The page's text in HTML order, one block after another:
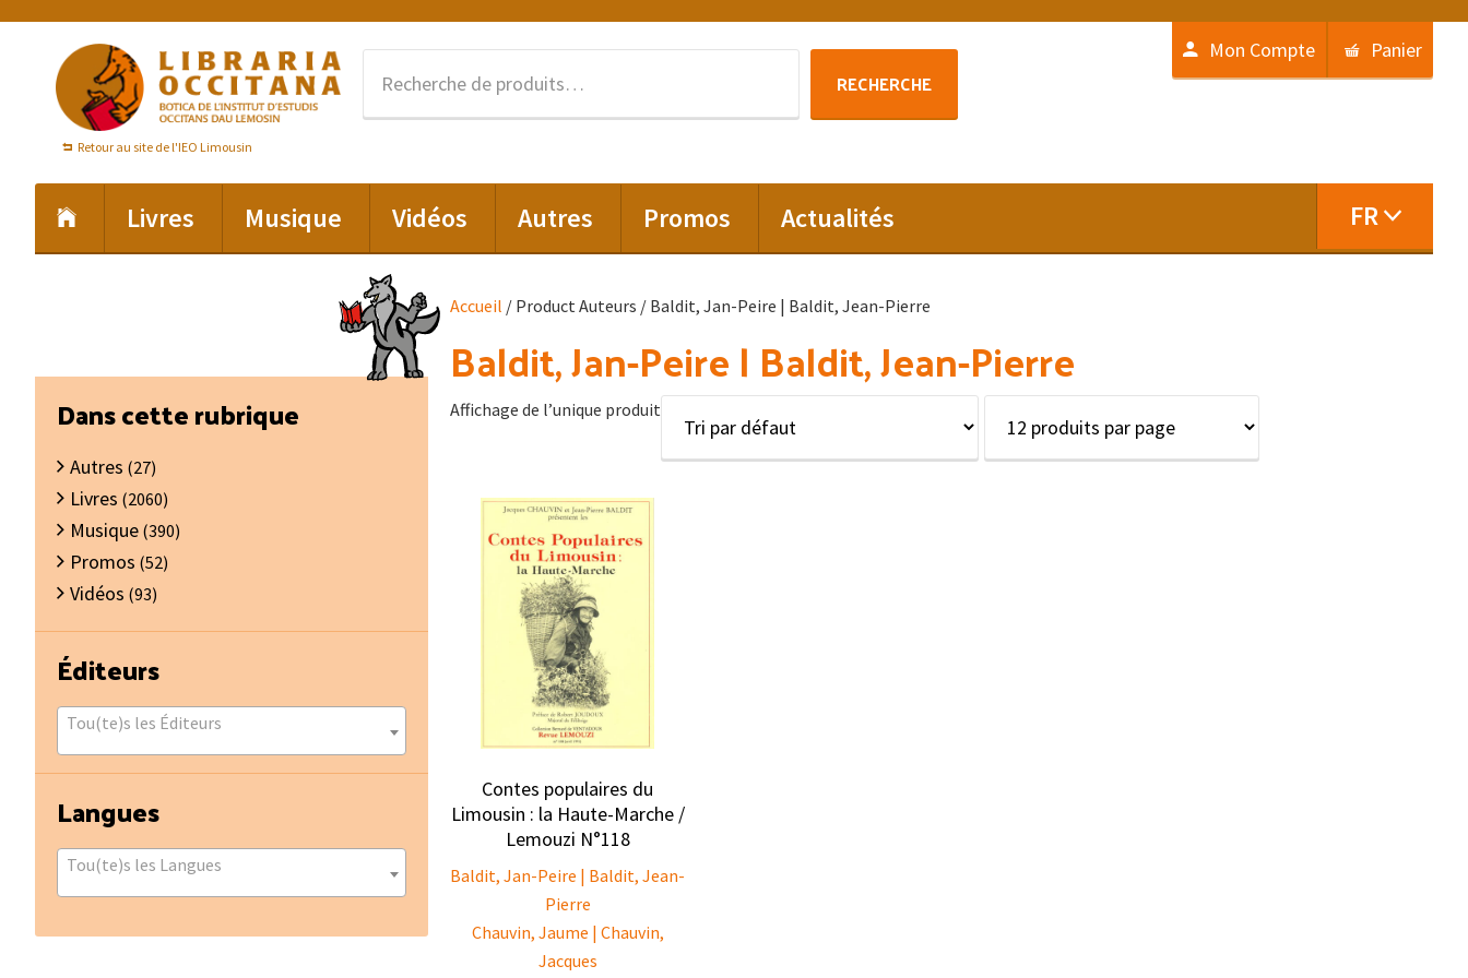
navigation
principale
contenu
principal
Retour au site de l'IEO Limousin
RECHERCHE
Mon Compte Panier
Livres Musique Vidéos Autres Promos Actualités FR
Accueil / Product Auteurs / Baldit, Jan-Peire | Baldit, Jean-Pierre
Baldit, Jan-Peire | Baldit, Jean-Pierre
Affichage de l’unique produit
Contes populaires du
Limousin : la Haute-Marche /
Lemouzi N°118
Baldit, Jan-Peire | Baldit, Jean-
Pierre
Chauvin, Jaume | Chauvin,
Jacques
Barre
latérale
principale
Dans cette rubrique
Autres (27)
Livres (2060)
Musique (390)
Promos (52)
Vidéos (93)
Éditeurs
Tou(te)s les Éditeurs
Langues
Tou(te)s les Langues